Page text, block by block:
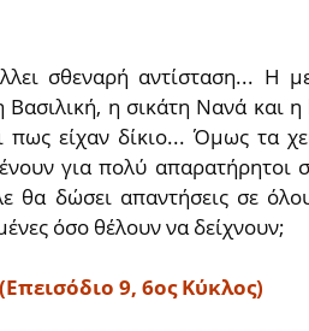
σθεναρή αντίσταση... Η
Βασιλική, η σικάτη Νανά και
πως είχαν δίκιο... Όμως τα
για πολύ απαρατήρητοι
θα δώσει απαντήσεις σε
όσο θέλουν να δείχνουν;
9, 6ος Κύκλος)